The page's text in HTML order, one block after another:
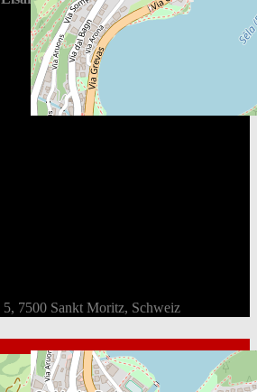
7500 Sankt Moritz, Schweiz
Gesamt 1st 2nd 3rd
Endstand